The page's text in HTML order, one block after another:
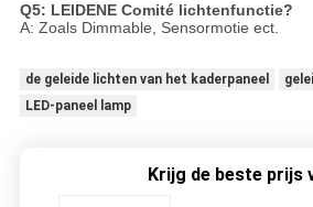
Q5: LEIDENE Comité lichtenfunctie?
A: Zoals Dimmable, Sensormotie ect.
de geleide lichten van het kaderpaneel
LED-paneel lamp
Krijg de beste prijs